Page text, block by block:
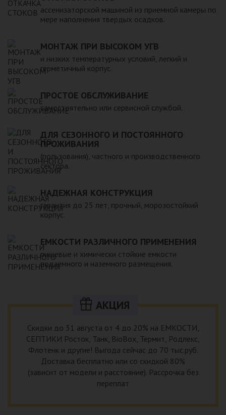
компанией, произведена в полном соответствии с
действующими стандартами и полностью безопасна в
экологическом отношении.
ассенизаторской машиной из приемной камеры по
мере наполнения твердых осадков.
МОНТАЖ ПРИ ВЫСОКОМ УГВ
и низких температурных условий, легкий и
герметичный корпус.
ПРОСТОЕ ОБСЛУЖИВАНИЕ
самостоятельно или сервисной службой.
ДЛЯ СЕЗОННОГО И ПОСТОЯННОГО
ПРОЖИВАНИЯ
(пользования), частного и производственного
сектора.
НАДЕЖНАЯ КОНСТРУКЦИЯ
гарантия до 25 лет, прочный, морозостойкий
корпус.
ЕМКОСТИ РАЗЛИЧНОГО ПРИМЕНЕНИЯ
пищевые и химически стойкие емкости
подземного и наземного размещения.
АКЦИЯ
Скидки до 31 августа от 4 до 20% на ЕМКОСТИ,
СЕПТИКИ Росток, Танк, BioBox, Термит, Родлекс,
Флотенк и другие! Выгода сейчас до 70 тыс.руб.
Доставка бесплатно или со скидкой 80%
(зависит от модели и расстояние). Рассрочка без
переплат